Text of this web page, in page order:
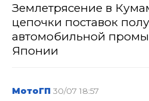
Землетрясение в
цепочки поставок
автомобильной
Японии
МотоГП 30/07 18:57